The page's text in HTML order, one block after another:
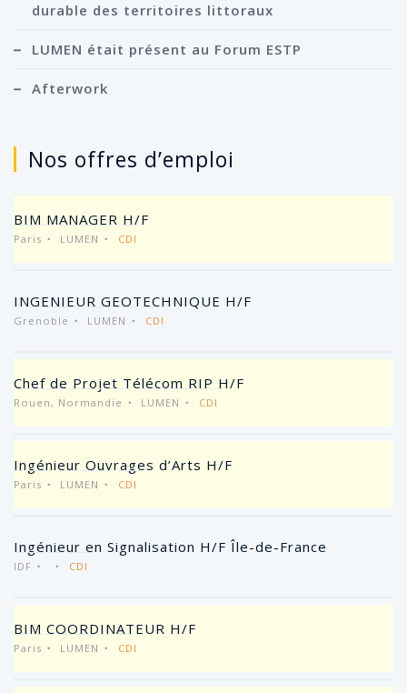
durable des territoires littoraux
LUMEN était présent au Forum ESTP
Afterwork
Nos offres d’emploi
BIM MANAGER H/F
Paris LUMEN CDI
INGENIEUR GEOTECHNIQUE H/F
Grenoble LUMEN CDI
Chef de Projet Télécom RIP H/F
Rouen, Normandie LUMEN CDI
Ingénieur Ouvrages d’Arts H/F
Paris LUMEN CDI
Ingénieur en Signalisation H/F Île-de-France
IDF CDI
BIM COORDINATEUR H/F
Paris LUMEN CDI